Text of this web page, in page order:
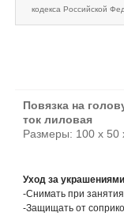
кодекса Российской
Повязка на
ток лиловая
Размеры: 100 х 50
Уход за
-Снимать при
-Защищать от